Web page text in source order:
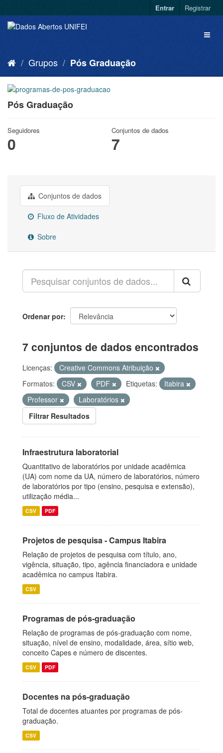
Entrar Registrar
Grupos Pós Graduação
Pós Graduação
Seguidores
0
Conjuntos de dados
7
Conjuntos de dados
Fluxo de Atividades
Sobre
Ordenar por
7 conjuntos de dados encontrados
Licenças:
Creative Commons Atribuição
Formatos:
CSV PDF Etiquetas:
Itabira
Professor
Laboratórios
Filtrar Resultados
Infraestrutura laboratorial
Quantitativo de laboratórios por unidade acadêmica
(UA) com nome da UA, número de laboratórios, número
de laboratórios por tipo (ensino, pesquisa e extensão),
utilização média...
CSV PDF
Projetos de pesquisa - Campus Itabira
Relação de projetos de pesquisa com título, ano,
vigência, situação, tipo, agência financiadora e unidade
acadêmica no campus Itabira.
CSV
Programas de pós-graduação
Relação de programas de pós-graduação com nome,
situação, nível de ensino, modalidade, área, sítio web,
conceito Capes e número de discentes.
CSV PDF
Docentes na pós-graduação
Total de docentes atuantes por programas de pós-
graduação.
CSV